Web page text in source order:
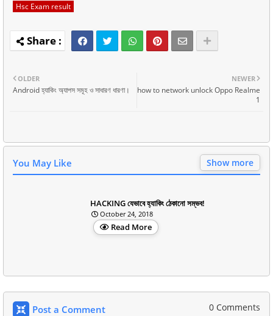
Hsc Exam result
NEWER
how to network unlock Oppo Realme
1
OLDER
Android হ্যাকিং অ্যাপস সমূহ ও সাধারণ ধারণা।
You May Like Show more
HACKING যেভাবে হ্যাকিং ঠেকানো সম্ভব!
October 24, 2018
Read More
Post a Comment 0 Comments